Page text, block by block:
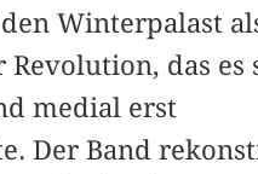
Winterpalast
Revolution, das es
medial erst
Der Band